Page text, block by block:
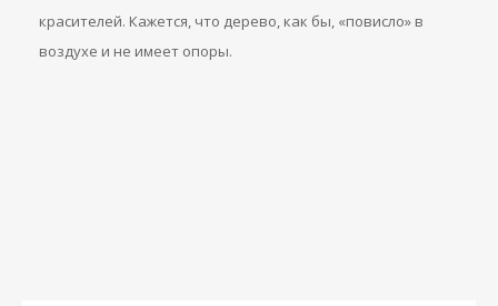
красителей. Кажется, что дерево, как бы, «повисло» в
воздухе и не имеет опоры.